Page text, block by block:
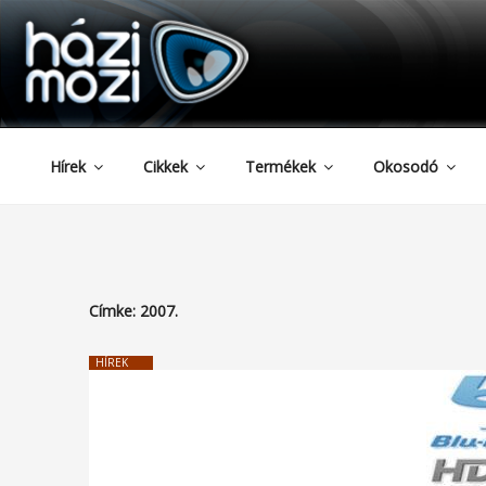
Tartalomhoz
HAZIMOZI
Hírek Cikkek Termékek Okosodó
Címke: 2007.
HÍREK